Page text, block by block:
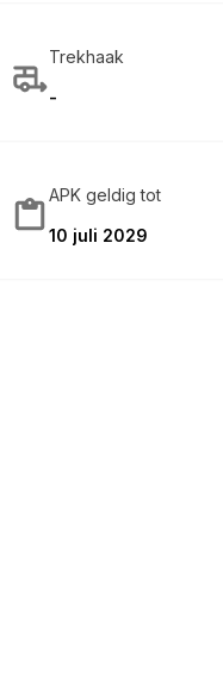
Trekhaak
-
APK geldig tot
10 juli 2029